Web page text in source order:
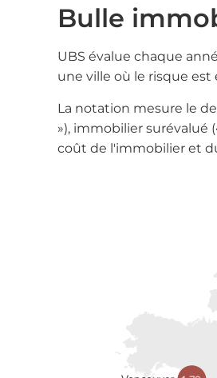
Bulle
UBS évalue chaque
une ville où le risque
La notation mesure le
»), immobilier surévalué
coût de l'immobilier et